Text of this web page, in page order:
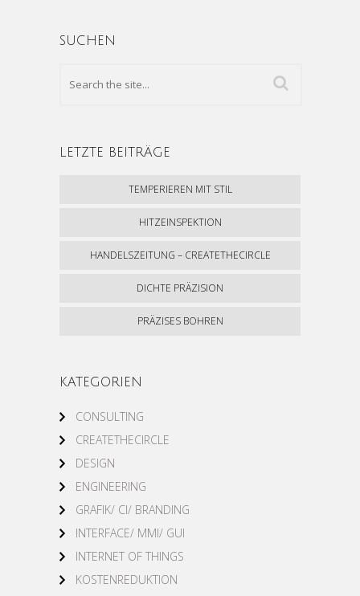
SUCHEN
LETZTE BEITRÄGE
TEMPERIEREN MIT STIL
HITZEINSPEKTION
HANDELSZEITUNG – CREATETHECIRCLE
DICHTE PRÄZISION
PRÄZISES BOHREN
KATEGORIEN
CONSULTING
CREATETHECIRCLE
DESIGN
ENGINEERING
GRAFIK/ CI/ BRANDING
INTERFACE/ MMI/ GUI
INTERNET OF THINGS
KOSTENREDUKTION